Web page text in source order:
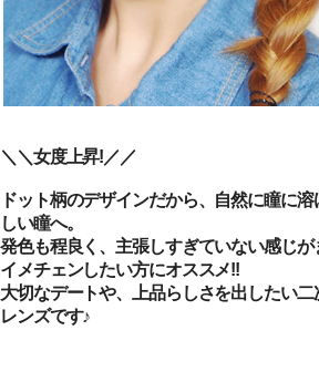
＼＼女度上昇!／／
ドット柄のデザインだから、自然に瞳に
しい瞳へ。
発色も程良く、主張しすぎていない感じが
イメチェンしたい方にオススメ!!
大切なデートや、上品らしさを出したい
レンズです♪